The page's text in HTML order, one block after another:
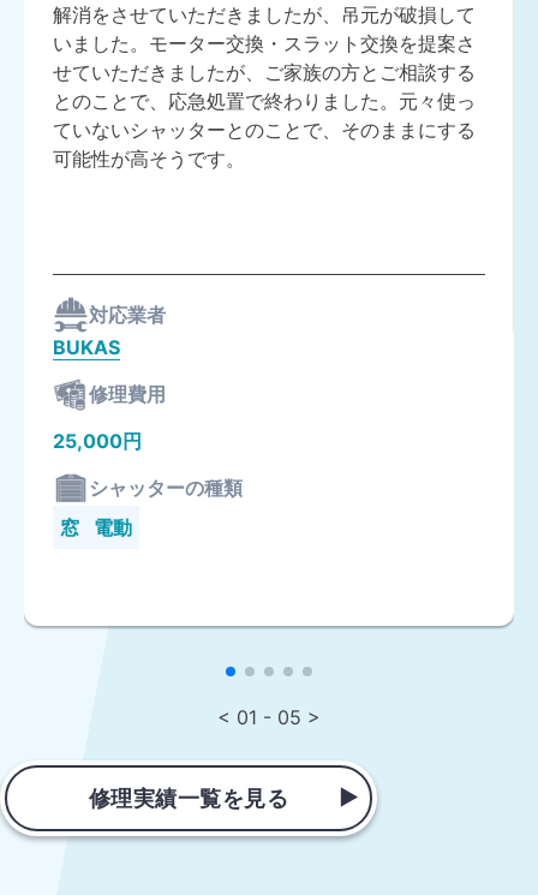
解消をさせていただきましたが、吊元が破損して
いました。モーター交換・スラット交換を提案さ
せていただきましたが、ご家族の方とご相談する
とのことで、応急処置で終わりました。元々使っ
ていないシャッターとのことで、そのままにする
可能性が高そうです。
対応業者
BUKAS
修理費用
25,000円
シャッターの種類
窓
電動
< 01 - 05 >
修理実績一覧を見る